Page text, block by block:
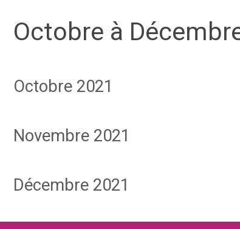
Octobre à
Octobre 2021
Novembre 2021
Décembre 2021